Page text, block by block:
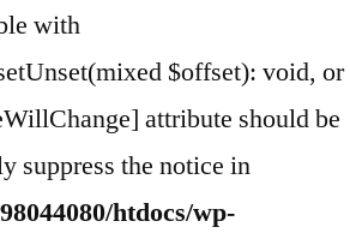
with
$offset): void, or
attribute should be
suppress the notice in
htdocs/wp-